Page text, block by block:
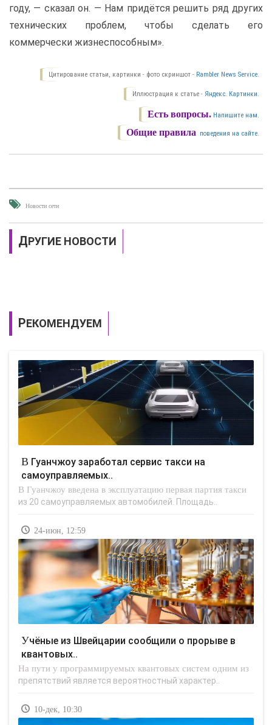
году, — сказал он. — Нам придётся решить ряд других
технических проблем, чтобы сделать его
коммерчески жизнеспособным».
Цитирование статьи, картинки - фото скриншот - Rambler News Service.
Иллюстрация к статье - Яндекс. Картинки.
Есть вопросы. Напишите нам.
Общие правила поведения на сайте.
Новости сети
ДРУГИЕ НОВОСТИ
РЕКОМЕНДУЕМ
В Гуанчжоу заработал сервис такси на
самоуправляемых..
В Гуанчжоу введена в эксплуатацию первая партия такси
из 20 самоуправляемых автомобилей. Площадь..
24-июн, 12:59
Учёные из Швейцарии сообщили о прорыве в
квантовых..
На пути у программируемых квантовых систем одним из
препятствий является вероятностный характер..
10-дек, 10:30